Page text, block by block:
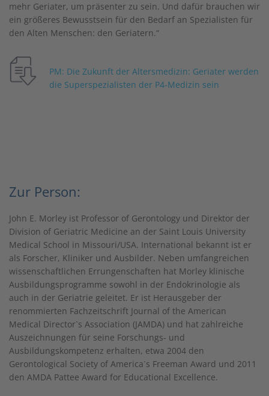
mehr Geriater, um präsenter zu sein. Und dafür brauchen wir
ein größeres Bewusstsein für den Bedarf an Spezialisten für
den Alten Menschen: den Geriatern.“
PM: Die Zukunft der Altersmedizin: Geriater werden
die Superspezialisten der P4-Medizin sein
Zur Person:
John E. Morley ist Professor of Gerontology und Direktor der
Division of Geriatric Medicine an der Saint Louis University
Medical School in Missouri/USA. International bekannt ist er
als Forscher, Kliniker und Ausbilder. Neben umfangreichen
wissenschaftlichen Errungenschaften hat Morley klinische
Ausbildungsprogramme sowohl in der Endokrinologie als
auch in der Geriatrie geleitet. Er ist Herausgeber der
renommierten Fachzeitschrift Journal of the American
Medical Director`s Association (JAMDA) und hat zahlreiche
Auszeichnungen für seine Forschungs- und
Ausbildungskompetenz erhalten, etwa 2004 den
Gerontological Society of America´s Freeman Award und 2011
den AMDA Pattee Award for Educational Excellence.